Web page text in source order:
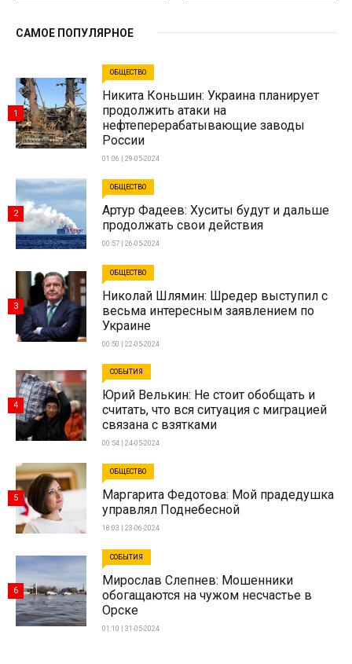
САМОЕ ПОПУЛЯРНОЕ
ОБЩЕСТВО
Никита Коньшин: Украина планирует
продолжить атаки на
нефтеперерабатывающие заводы
России
01:06 | 29-05-2024
1
ОБЩЕСТВО
Артур Фадеев: Хуситы будут и дальше
продолжать свои действия
00:57 | 26-05-2024
2
ОБЩЕСТВО
Николай Шлямин: Шредер выступил с
весьма интересным заявлением по
Украине
00:50 | 22-05-2024
3
СОБЫТИЯ
Юрий Велькин: Не стоит обобщать и
считать, что вся ситуация с миграцией
связана с взятками
00:54 | 24-05-2024
4
ОБЩЕСТВО
Маргарита Федотова: Мой прадедушка
управлял Поднебесной
18:03 | 23-06-2024
5
СОБЫТИЯ
Мирослав Слепнев: Мошенники
обогащаются на чужом несчастье в
Орске
01:10 | 31-05-2024
6